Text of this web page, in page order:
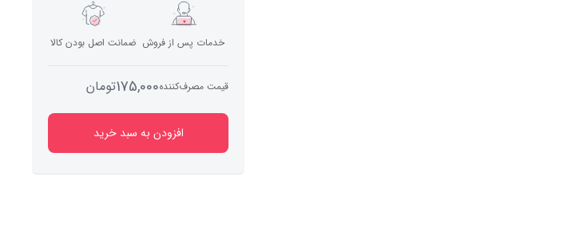
خدمات پس از فروش ضمانت اصل بودن کالا
قیمت مصرف‌کننده175,000تومان
افزودن به سبد خرید